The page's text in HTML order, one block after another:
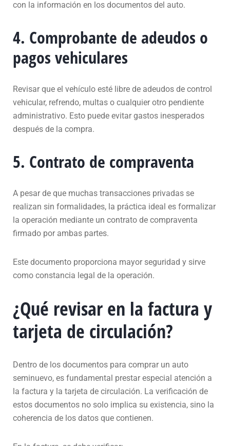
con la información en los documentos del auto.
4. Comprobante de adeudos o
pagos vehiculares
Revisar que el vehículo esté libre de adeudos de control
vehicular, refrendo, multas o cualquier otro pendiente
administrativo. Esto puede evitar gastos inesperados
después de la compra.
5. Contrato de compraventa
A pesar de que muchas transacciones privadas se
realizan sin formalidades, la práctica ideal es formalizar
la operación mediante un contrato de compraventa
firmado por ambas partes.
Este documento proporciona mayor seguridad y sirve
como constancia legal de la operación.
¿Qué revisar en la factura y
tarjeta de circulación?
Dentro de los documentos para comprar un auto
seminuevo, es fundamental prestar especial atención a
la factura y la tarjeta de circulación. La verificación de
estos documentos no solo implica su existencia, sino la
coherencia de los datos que contienen.